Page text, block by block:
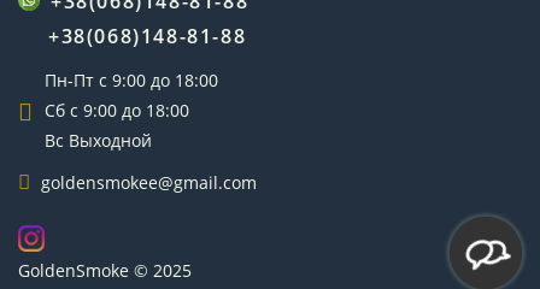
+38(068)148-81-88
Пн-Пт с 9:00 до 18:00
Сб с 9:00 до 18:00
Вс Выходной
goldensmokee@gmail.com
GoldenSmoke © 2025